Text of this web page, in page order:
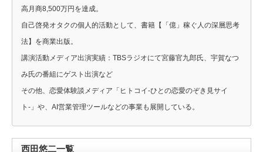
高月商8,500万円を達成。
自己啓発オタクの個人的活動として、書籍【「億」稼ぐ人の深層思考
法】を商業出版。
講演活動メディア出演実績：TBSラジオにて宮藤官九郎氏、宇賀なつ
み氏の番組にゲスト出演など
その他、恋愛体験談メディア「ヒトコイ-ひとの恋愛のぞき見サイ
ト-」や、AI営業管理ツールなどの事業も展開している。
西田悠二一覧